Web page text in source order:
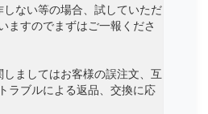
ない等の場合、試していただ
ますのでまずはご一報くださ
ましてはお客様の誤注文、互
ラブルによる返品、交換に応